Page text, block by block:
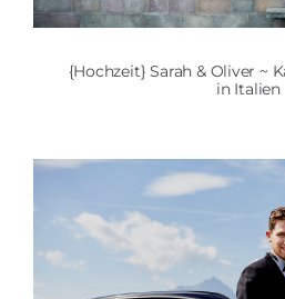
{Hochzeit} Sarah & Oliver ~
in Italien